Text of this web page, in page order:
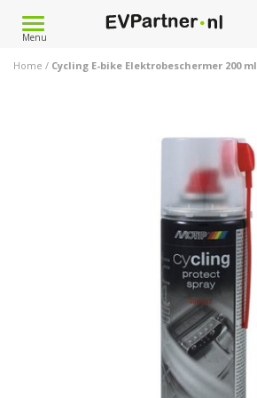
Toggle
navigation
Menu
Home / Cycling E-bike Elektrobeschermer 200 ml